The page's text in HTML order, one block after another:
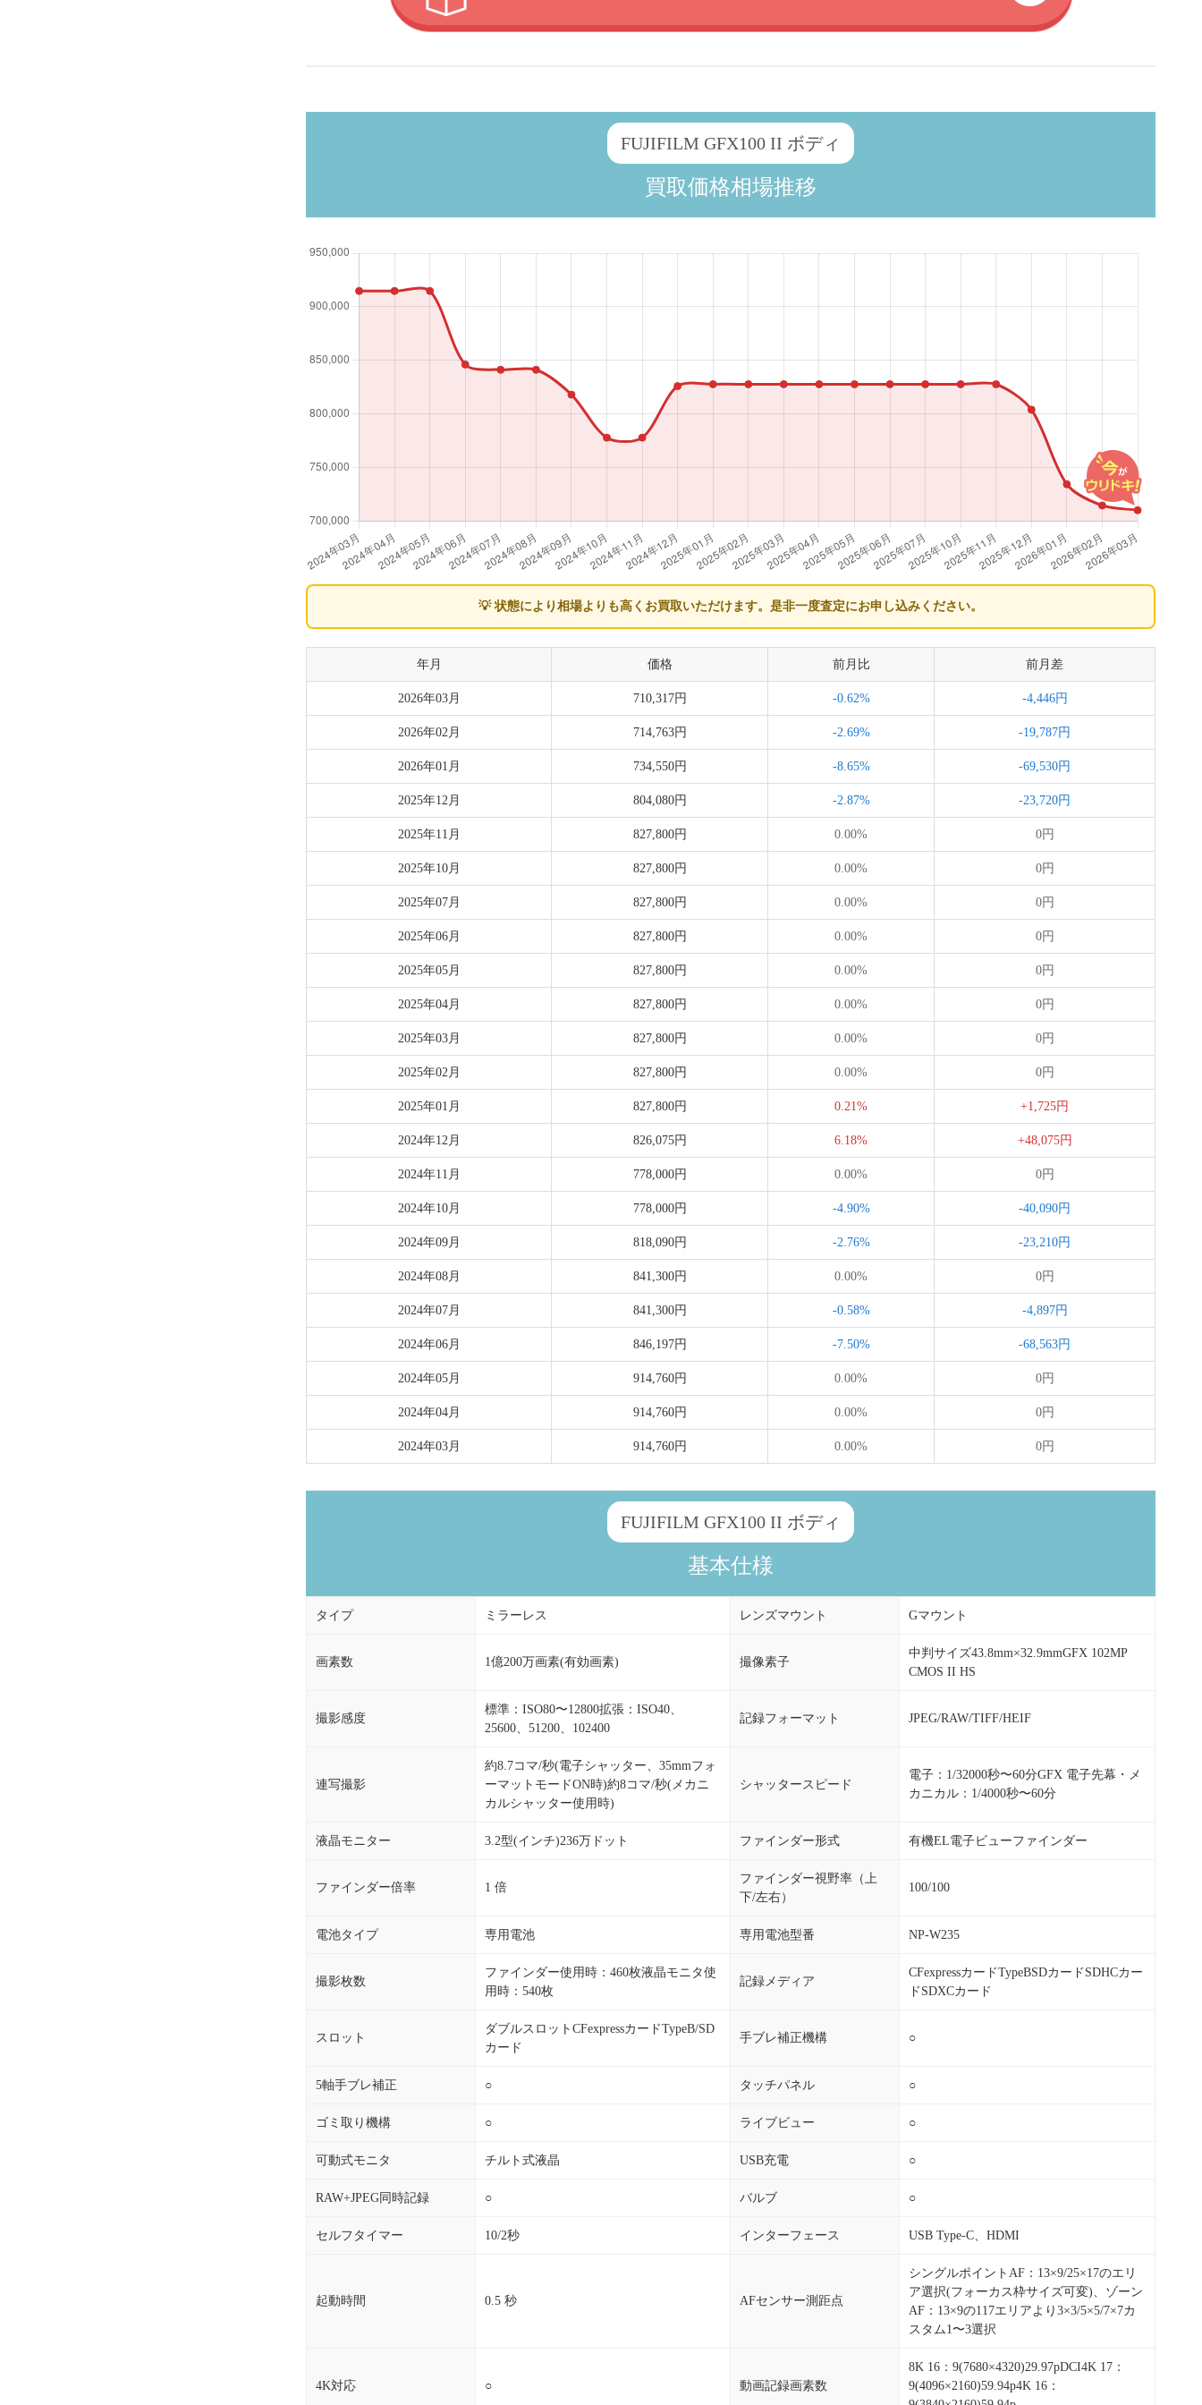
FUJIFILM GFX100 II ボディ
買取価格相場推移
💡 状態により相場よりも高くお買取いただけます。 是非一度査定にお申し込みください。
年月 価格 前月比 前月差
2026年03月 710,317円 -0.62% -4,446円
2026年02月 714,763円 -2.69% -19,787円
2026年01月 734,550円 -8.65% -69,530円
2025年12月 804,080円 -2.87% -23,720円
2025年11月 827,800円 0.00% 0円
2025年10月 827,800円 0.00% 0円
2025年07月 827,800円 0.00% 0円
2025年06月 827,800円 0.00% 0円
2025年05月 827,800円 0.00% 0円
2025年04月 827,800円 0.00% 0円
2025年03月 827,800円 0.00% 0円
2025年02月 827,800円 0.00% 0円
2025年01月 827,800円 0.21% +1,725円
2024年12月 826,075円 6.18% +48,075円
2024年11月 778,000円 0.00% 0円
2024年10月 778,000円 -4.90% -40,090円
2024年09月 818,090円 -2.76% -23,210円
2024年08月 841,300円 0.00% 0円
2024年07月 841,300円 -0.58% -4,897円
2024年06月 846,197円 -7.50% -68,563円
2024年05月 914,760円 0.00% 0円
2024年04月 914,760円 0.00% 0円
2024年03月 914,760円 0.00% 0円
FUJIFILM GFX100 II ボディ
基本仕様
タイプ ミラーレス レンズマウント Gマウント
画素数 1億200万画素(有効画素) 撮像素子
中判サイズ43.8mm×32.9mmGFX 102MP
CMOS II HS
撮影感度
標準：ISO80〜12800拡張：ISO40、
25600、51200、102400
記録フォーマット JPEG/RAW/TIFF/HEIF
連写撮影
約8.7コマ/秒(電子シャッター、35mmフォ
ーマットモードON時)約8コマ/秒(メカニ
カルシャッター使用時)
シャッタースピード
電子：1/32000秒〜60分GFX 電子先幕・メ
カニカル：1/4000秒〜60分
液晶モニター 3.2型(インチ)236万ドット ファインダー形式 有機EL電子ビューファインダー
ファインダー倍率 1 倍
ファインダー視野率（上
下/左右）
100/100
電池タイプ 専用電池 専用電池型番 NP-W235
撮影枚数
ファインダー使用時：460枚液晶モニタ使
用時：540枚
記録メディア
CFexpressカードTypeBSDカードSDHCカー
ドSDXCカード
スロット
ダブルスロットCFexpressカードTypeB/SD
カード
手ブレ補正機構 ○
5軸手ブレ補正 ○ タッチパネル ○
ゴミ取り機構 ○ ライブビュー ○
可動式モニタ チルト式液晶 USB充電 ○
RAW+JPEG同時記録 ○ バルブ ○
セルフタイマー 10/2秒 インターフェース USB Type-C、HDMI
起動時間 0.5 秒 AFセンサー測距点
シングルポイントAF：13×9/25×17のエリ
ア選択(フォーカス枠サイズ可変)、ゾーン
AF：13×9の117エリアより3×3/5×5/7×7カ
スタム1〜3選択
4K対応 ○ 動画記録画素数
8K 16：9(7680×4320)29.97pDCI4K 17：
9(4096×2160)59.94p4K 16：